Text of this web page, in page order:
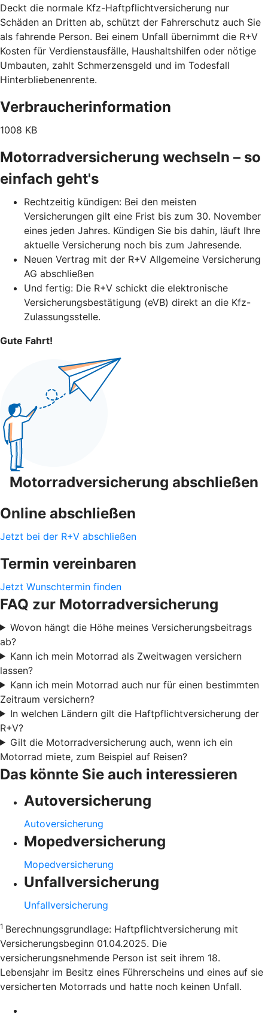
Deckt die normale Kfz-Haftpflichtversicherung nur
Schäden an Dritten ab, schützt der Fahrerschutz auch Sie
als fahrende Person. Bei einem Unfall übernimmt die R+V
Kosten für Verdienstausfälle, Haushaltshilfen oder nötige
Umbauten, zahlt Schmerzensgeld und im Todesfall
Hinterbliebenenrente.
Verbraucherinformation
1008 KB
Motorradversicherung wechseln – so
einfach geht's
Rechtzeitig kündigen: Bei den meisten
Versicherungen gilt eine Frist bis zum 30. November
eines jeden Jahres. Kündigen Sie bis dahin, läuft Ihre
aktuelle Versicherung noch bis zum Jahresende.
Neuen Vertrag mit der R+V Allgemeine Versicherung
AG abschließen
Und fertig: Die R+V schickt die elektronische
Versicherungsbestätigung (eVB) direkt an die Kfz-
Zulassungsstelle.
Gute Fahrt!
Motorradversicherung abschließen
Online abschließen
Jetzt bei der R+V abschließen
Termin vereinbaren
Jetzt Wunschtermin finden
FAQ zur Motorradversicherung
Wovon hängt die Höhe meines Versicherungsbeitrags
ab?
Kann ich mein Motorrad als Zweitwagen versichern
lassen?
Kann ich mein Motorrad auch nur für einen bestimmten
Zeitraum versichern?
In welchen Ländern gilt die Haftpflichtversicherung der
R+V?
Gilt die Motorradversicherung auch, wenn ich ein
Motorrad miete, zum Beispiel auf Reisen?
Das könnte Sie auch interessieren
Autoversicherung
Autoversicherung
Mopedversicherung
Mopedversicherung
Unfallversicherung
Unfallversicherung
1 Berechnungsgrundlage: Haftpflichtversicherung mit
Versicherungsbeginn 01.04.2025. Die
versicherungsnehmende Person ist seit ihrem 18.
Lebensjahr im Besitz eines Führerscheins und eines auf sie
versicherten Motorrads und hatte noch keinen Unfall.